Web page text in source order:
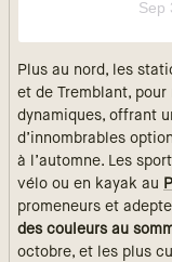
Sep
Plus au nord, les
et de Tremblant,
dynamiques, offrant
d’innombrables
à l’automne. Les
vélo ou en kayak au
promeneurs et
des couleurs au
octobre, et les plus